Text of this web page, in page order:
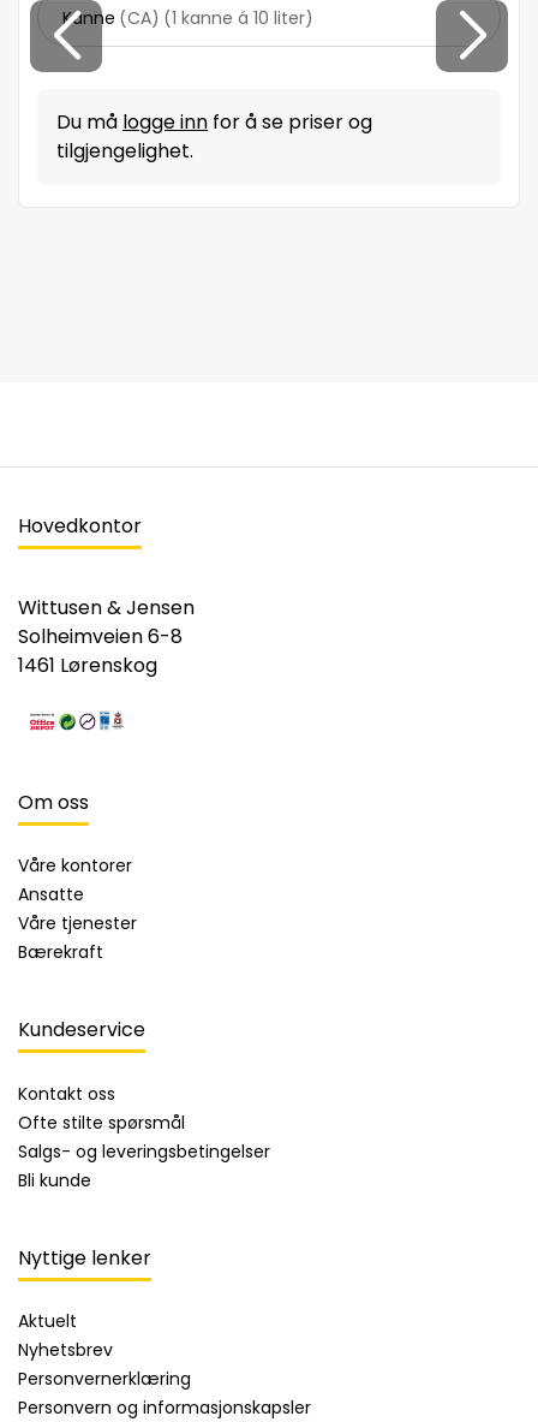
Kanne (CA) (1 kanne á 10 liter)
Du må logge inn for å se priser og
tilgjengelighet.
Hovedkontor
Wittusen & Jensen
Solheimveien 6-8
1461 Lørenskog
Om oss
Våre kontorer
Ansatte
Våre tjenester
Bærekraft
Kundeservice
Kontakt oss
Ofte stilte spørsmål
Salgs- og leveringsbetingelser
Bli kunde
Nyttige lenker
Aktuelt
Nyhetsbrev
Personvernerklæring
Personvern og informasjonskapsler